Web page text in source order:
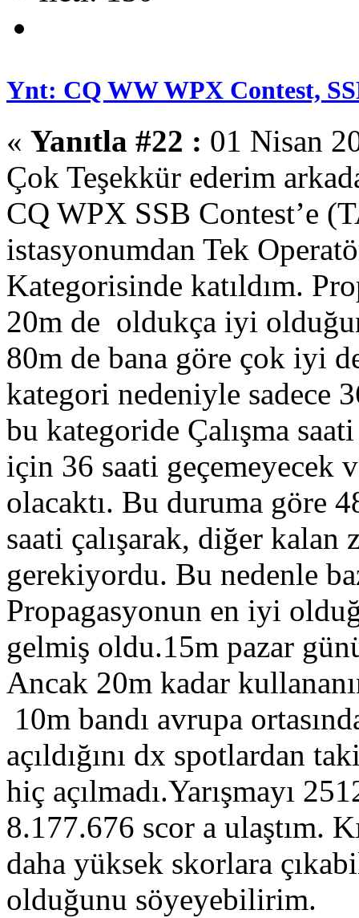
Ynt: CQ WW WPX Contest,
« Yanıtla #22 : 01 Nisan
Çok Teşekkür ederim
CQ WPX SSB Contest’e
istasyonumdan Tek
Kategorisinde katıldım.
20m de oldukça iyi
80m de bana göre çok iyi
kategori nedeniyle sadece
bu kategoride Çalışma
için 36 saati geçemeyecek
olacaktı. Bu duruma göre
saati çalışarak, diğer kalan
gerekiyordu. Bu nedenle
Propagasyonun en iyi
gelmiş oldu.15m pazar
Ancak 20m kadar
10m bandı avrupa
açıldığını dx spotlardan
hiç açılmadı.Yarışmayı
8.177.676 scor a ulaştım.
daha yüksek skorlara
olduğunu söyeyebilirim.